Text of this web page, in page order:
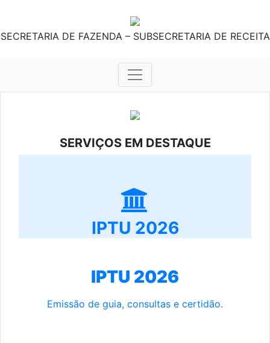
SECRETARIA DE FAZENDA – SUBSECRETARIA DE RECEITA
SERVIÇOS EM DESTAQUE
IPTU 2026
IPTU 2026
Emissão de guia, consultas e certidão.